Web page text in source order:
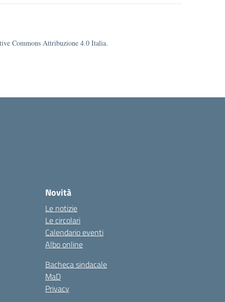
Commons Attribuzione 4.0 Italia.
Novità
Le notizie
Le circolari
Calendario eventi
Albo online
Bacheca sindacale
MaD
Privacy